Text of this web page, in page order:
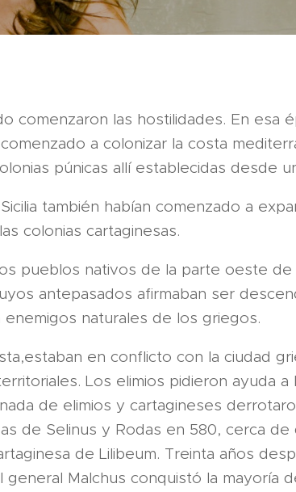
comenzaron las hostilidades. En esa
a colonizar la costa
púnicas allí establecidas desde
también habían comenzado a
colonias cartaginesas.
pueblos nativos de la parte oeste de
antepasados afirmaban ser
naturales de los griegos.
en conflicto con la ciudad
Los elimios pidieron ayuda a
de elimios y cartagineses
de Selinus y Rodas en 580, cerca de
de Lilibeum. Treinta años
Malchus conquistó la mayoría